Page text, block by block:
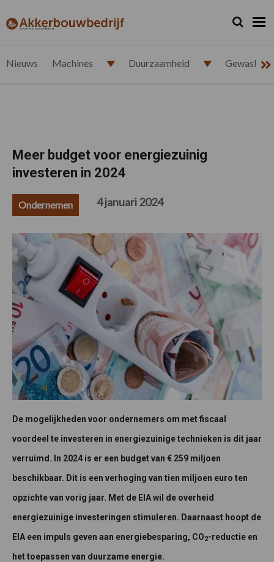
de
de
de
de
akkerbouwbedrijf.nl Zoeken...
Zoek
Nieuws Machines Duurzaamheid
Meer budget voor energiezuinig
investeren in 2024
Ondernemen 4 januari 2024
De mogelijkheden voor ondernemers om met fiscaal
voordeel te investeren in energiezuinige technieken is dit jaar
verruimd. In 2024 is er een budget van € 259 miljoen
beschikbaar. Dit is een verhoging van tien miljoen euro ten
opzichte van vorig jaar. Met de EIA wil de overheid
energiezuinige investeringen stimuleren. Daarnaast hoopt de
EIA een impuls geven aan energiebesparing, CO2-reductie en
het toepassen van duurzame energie.